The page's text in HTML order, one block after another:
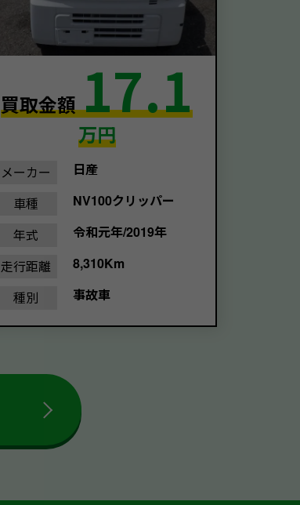
買取金額17.1
万円
メーカー
日産
車種
NV100クリッパー
年式
令和元年/2019年
走行距離
8,310Km
種別
事故車